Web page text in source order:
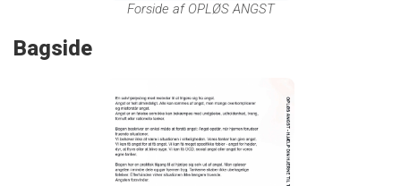
Forside af OPLØS ANGST
Bagside